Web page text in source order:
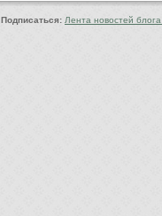
Подписаться: Лента новостей